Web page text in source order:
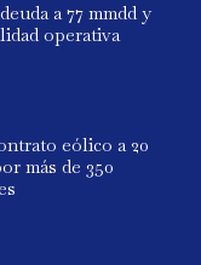
a 77 mmdd y
operativa
eólico a 20
más de 350